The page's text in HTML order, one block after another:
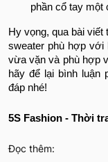
phần cổ tay một
Hy vọng, qua bài
sweater phù hợp với
vừa vặn và phù hợp
hãy để lại bình luận
đáp nhé!
5S Fashion - Thời
Đọc thêm: